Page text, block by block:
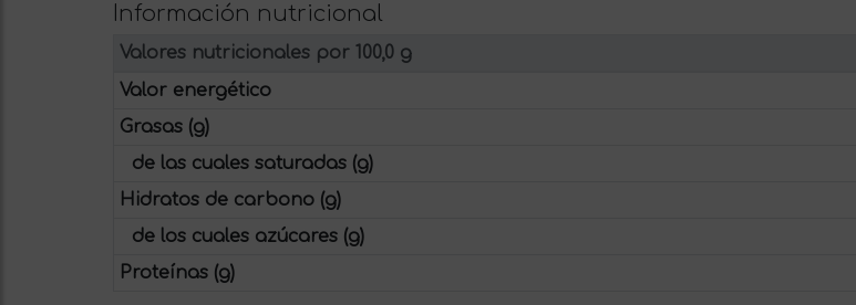
Información nutricional
Valores nutricionales por 100,0 g
Valor energético
Grasas (g)
de las cuales saturadas (g)
Hidratos de carbono (g)
de los cuales azúcares (g)
Proteínas (g)